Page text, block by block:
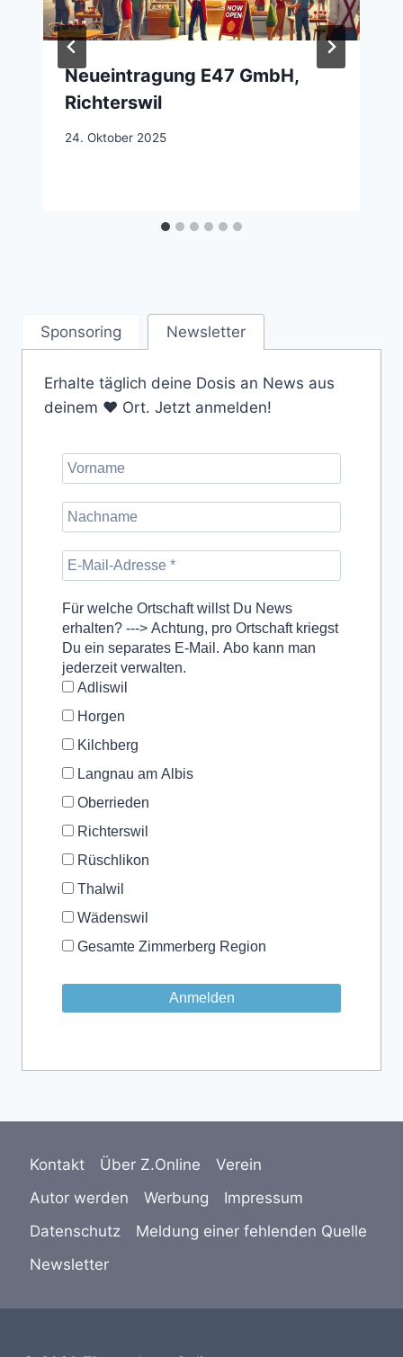
Neueintragung E47 GmbH,
Richterswil
24. Oktober 2025
Sponsoring Newsletter
Erhalte täglich deine Dosis an News aus
deinem ❤️ Ort. Jetzt anmelden!
Für welche Ortschaft willst Du News
erhalten? ---> Achtung, pro Ortschaft kriegst
Du ein separates E-Mail. Abo kann man
jederzeit verwalten.
Adliswil
Horgen
Kilchberg
Langnau am Albis
Oberrieden
Richterswil
Rüschlikon
Thalwil
Wädenswil
Gesamte Zimmerberg Region
Kontakt Über Z.Online
Verein
Autor werden
Werbung
Impressum
Datenschutz
Meldung einer fehlenden Quelle
Newsletter